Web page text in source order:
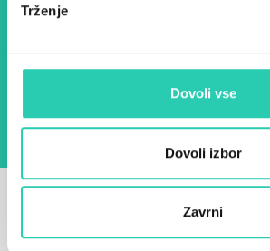
Trženje
Dovoli vse
Dovoli izbor
Zavrni
Z uporabo tega obrazca potrjujem, da
seznanjen z obdelavo osebnih